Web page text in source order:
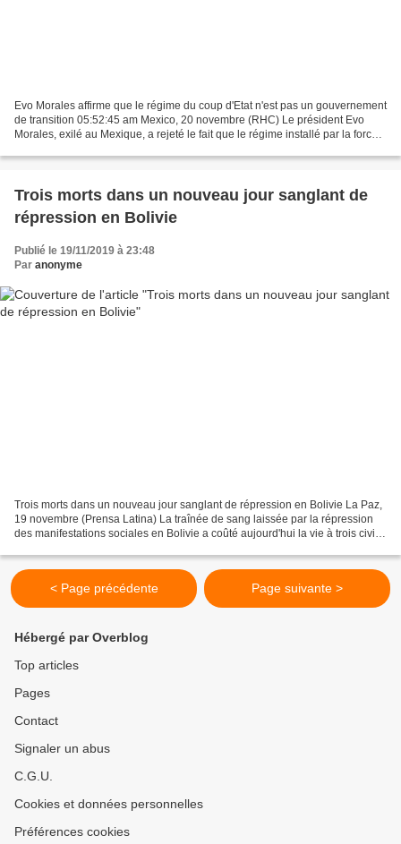
Evo Morales affirme que le régime du coup d'Etat n'est pas un gouvernement
de transition 05:52:45 am Mexico, 20 novembre (RHC) Le président Evo
Morales, exilé au Mexique, a rejeté le fait que le régime installé par la force à
Trois morts dans un nouveau jour sanglant de
répression en Bolivie
Publié le 19/11/2019 à 23:48
Par anonyme
Trois morts dans un nouveau jour sanglant de répression en Bolivie La Paz,
19 novembre (Prensa Latina) La traînée de sang laissée par la répression
des manifestations sociales en Bolivie a coûté aujourd'hui la vie à trois civils
< Page précédente Page suivante >
Hébergé par Overblog
Top articles
Pages
Contact
Signaler un abus
C.G.U.
Cookies et données personnelles
Préférences cookies